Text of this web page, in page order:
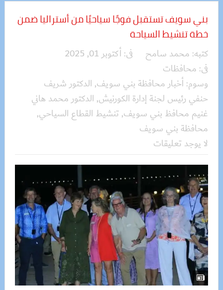
بني سويف تستقبل فوجًا سياحيًا من أستراليا ضمن
خطة تنشيط السياحة
كتبه: محمد سامح فى:أكتوبر 01, 2025
فى: محافظات
وسوم:أخبار محافظة بني سويف, الدكتور شريف
حنفي رئيس لجنة إدارة الكورنيش, الدكتور محمد هاني
غنيم محافظ بني سويف, تنشيط القطاع السياحي,
محافظة بني سويف
لا يوجد تعليقات